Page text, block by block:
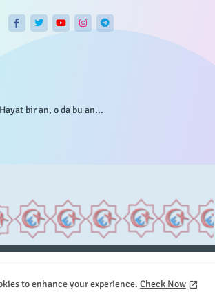
Hayat bir an, o da bu an...
Sitemap
İletişim
to enhance your experience. Check Now